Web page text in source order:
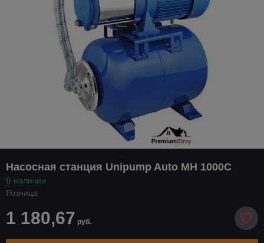
Насосная станция Unipump Auto MH 1000C
В наличии
Розница
1 180,67 руб.